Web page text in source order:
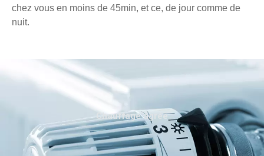
chez vous en moins de 45min, et ce, de jour comme de
nuit.
Chauffage agréé